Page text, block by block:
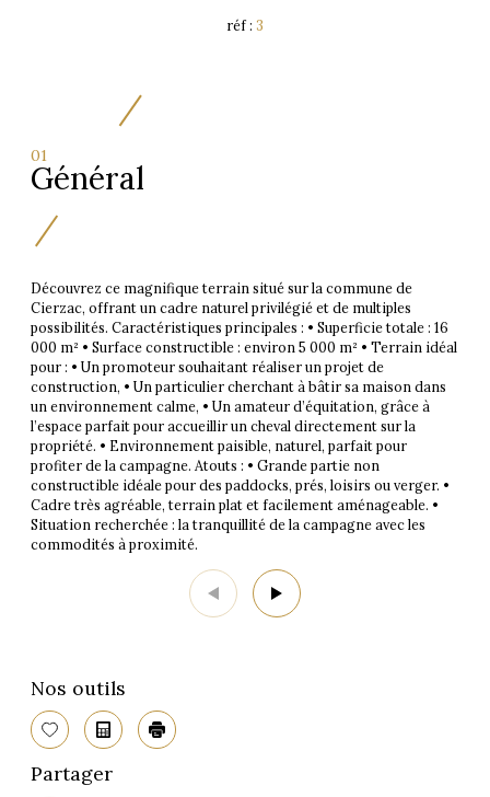
réf : 3
01
Général
Découvrez ce magnifique terrain situé sur la commune de
Cierzac, offrant un cadre naturel privilégié et de multiples
possibilités. Caractéristiques principales : • Superficie totale : 16
000 m² • Surface constructible : environ 5 000 m² • Terrain idéal
pour : • Un promoteur souhaitant réaliser un projet de
construction, • Un particulier cherchant à bâtir sa maison dans
un environnement calme, • Un amateur d’équitation, grâce à
l’espace parfait pour accueillir un cheval directement sur la
propriété. • Environnement paisible, naturel, parfait pour
profiter de la campagne. Atouts : • Grande partie non
constructible idéale pour des paddocks, prés, loisirs ou verger. •
Cadre très agréable, terrain plat et facilement aménageable. •
Situation recherchée : la tranquillité de la campagne avec les
commodités à proximité.
Nos outils
SélectionnerCalculatriceImprimer
Partager